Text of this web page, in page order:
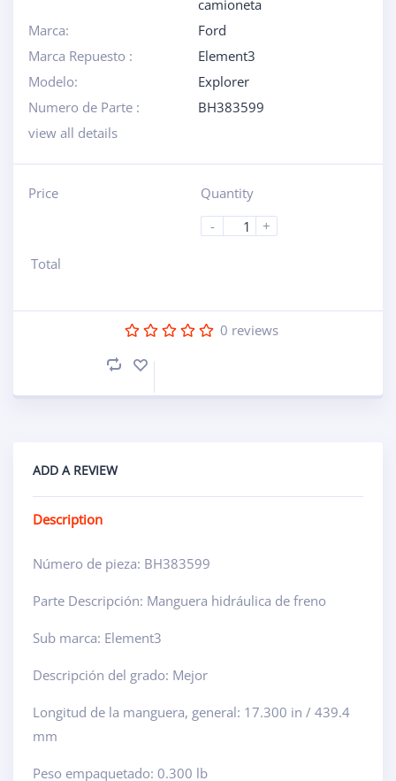
camioneta
Marca:
Ford
Marca Repuesto :
Element3
Modelo:
Explorer
Numero de Parte :
BH383599
view all details
Price
Quantity
-
+
Total
0 reviews
ADD A REVIEW
Description
Número de pieza: BH383599
Parte Descripción: Manguera hidráulica de freno
Sub marca: Element3
Descripción del grado: Mejor
Longitud de la manguera, general: 17.300 in / 439.4
mm
Peso empaquetado: 0.300 lb